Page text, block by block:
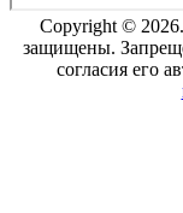
Copyright ©
защищены.
согласия его